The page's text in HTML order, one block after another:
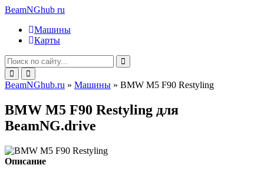
BeamNGhub ru
Машины
Карты
BeamNGhub.ru » Машины » BMW M5 F90 Restyling
BMW M5 F90 Restyling для
BeamNG.drive
Описание